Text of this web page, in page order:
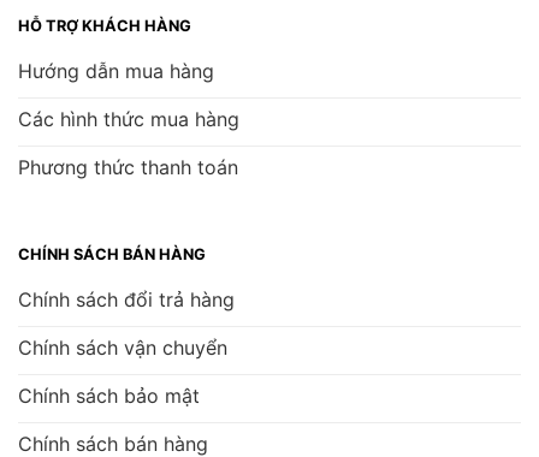
HỖ TRỢ KHÁCH HÀNG
Hướng dẫn mua hàng
Các hình thức mua hàng
Phương thức thanh toán
CHÍNH SÁCH BÁN HÀNG
Chính sách đổi trả hàng
Chính sách vận chuyển
Chính sách bảo mật
Chính sách bán hàng